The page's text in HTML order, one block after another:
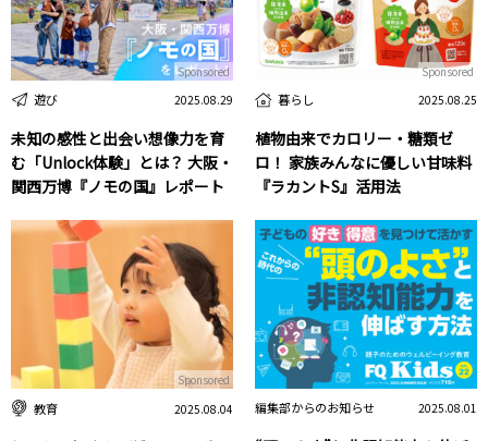
遊び 2025.08.29
未知の感性と出会い想像力を育
む「Unlock体験」とは？ 大阪・
関西万博『ノモの国』レポート
Sponsored
暮らし 2025.08.25
植物由来でカロリー・糖類ゼ
ロ！ 家族みんなに優しい甘味料
『ラカントS』活用法
Sponsored
教育 2025.08.04
Sponsored
編集部からのお知らせ 2025.08.01